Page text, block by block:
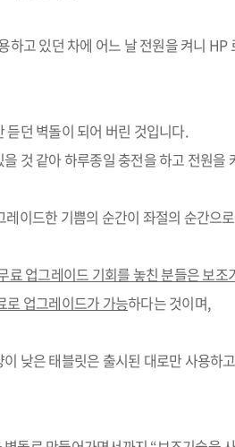
하고 있던 차에 어느 날 전원을 켜니 HP
듣던 벽돌이 되어 버린 것입니다.
것 같아 하루종일 충전을 하고 전원을
레이드한 기쁨의 순간이 좌절의 순간으
료 업그레이드 기회를 놓친 분들은 보
로 업그레이드가 가능하다는 것이며,
낮은 태블릿은 출시된 대로만 사용하